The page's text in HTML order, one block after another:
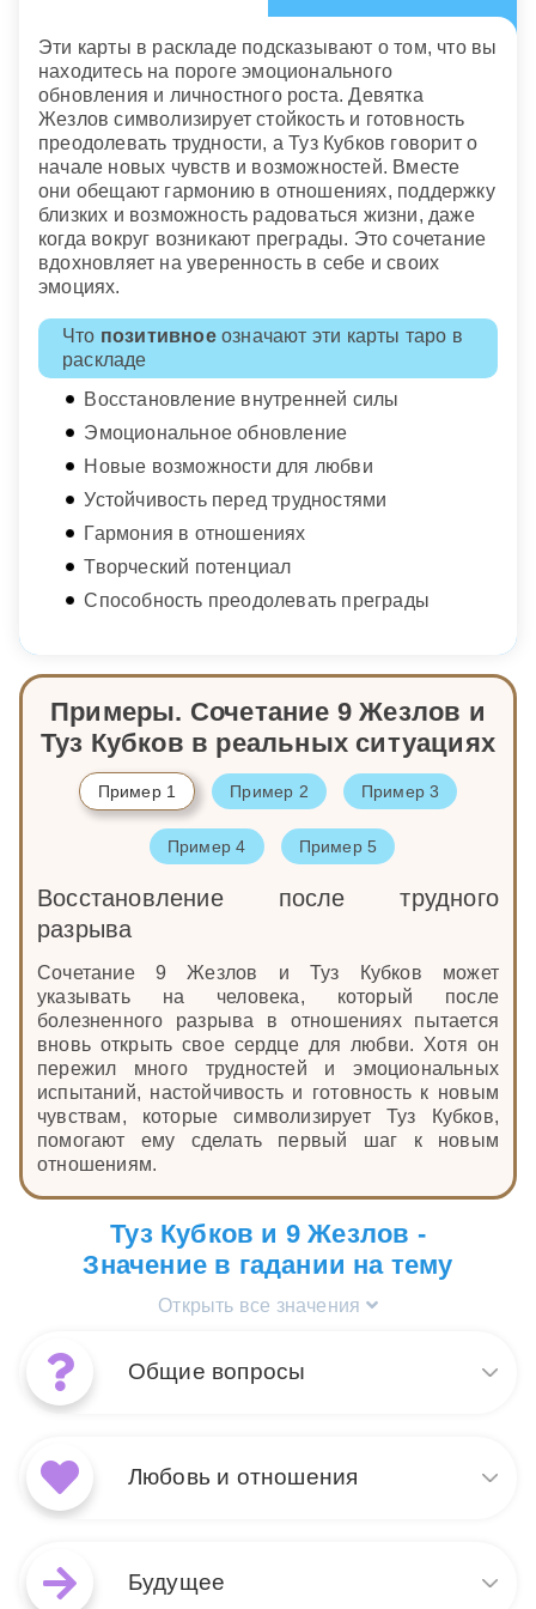
Эти карты в раскладе подсказывают о том, что вы
находитесь на пороге эмоционального
обновления и личностного роста. Девятка
Жезлов символизирует стойкость и готовность
преодолевать трудности, а Туз Кубков говорит о
начале новых чувств и возможностей. Вместе
они обещают гармонию в отношениях, поддержку
близких и возможность радоваться жизни, даже
когда вокруг возникают преграды. Это сочетание
вдохновляет на уверенность в себе и своих
эмоциях.
Что позитивноеозначают эти карты таро в
раскладе
Восстановление внутренней силы
Эмоциональное обновление
Новые возможности для любви
Устойчивость перед трудностями
Гармония в отношениях
Творческий потенциал
Способность преодолевать преграды
Примеры. Сочетание 9 Жезлов и
Туз Кубков в реальных ситуациях
Пример 1 Пример 2 Пример 3
Пример 4 Пример 5
Восстановление после трудного
разрыва
Сочетание 9 Жезлов и Туз Кубков может
указывать на человека, который после
болезненного разрыва в отношениях пытается
вновь открыть свое сердце для любви. Хотя он
пережил много трудностей и эмоциональных
испытаний, настойчивость и готовность к новым
чувствам, которые символизирует Туз Кубков,
помогают ему сделать первый шаг к новым
отношениям.
Туз Кубков и 9 Жезлов -
Значение в гадании на тему
Открыть все значения
Общие вопросы
Кубков в раскладе на общие
глубокое удовлетворение. 9
Любовь и отношения
Будущее